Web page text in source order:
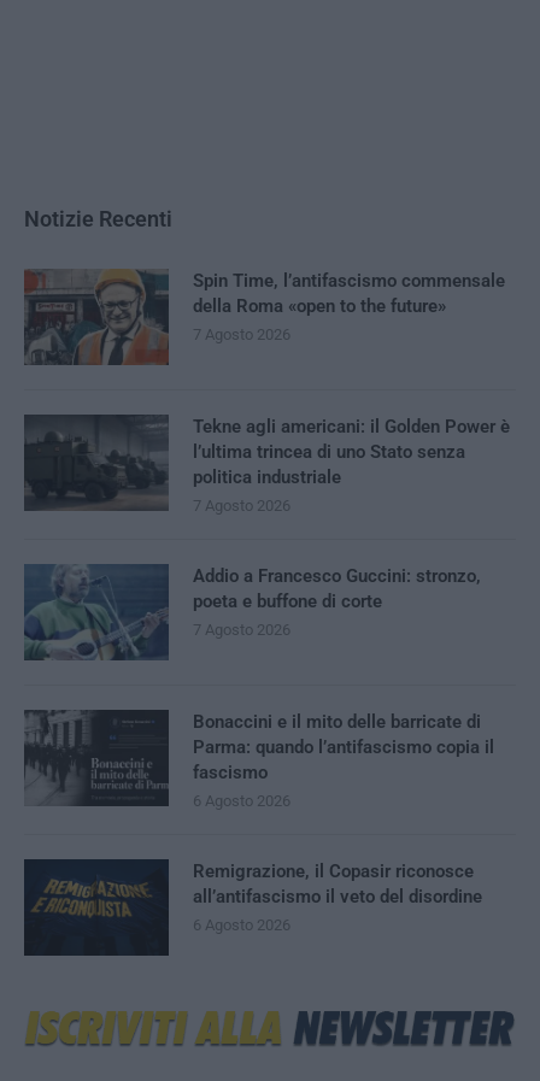
Notizie Recenti
Spin Time, l’antifascismo commensale
della Roma «open to the future»
7 Agosto 2026
Tekne agli americani: il Golden Power è
l’ultima trincea di uno Stato senza
politica industriale
7 Agosto 2026
Addio a Francesco Guccini: stronzo,
poeta e buffone di corte
7 Agosto 2026
Bonaccini e il mito delle barricate di
Parma: quando l’antifascismo copia il
fascismo
6 Agosto 2026
Remigrazione, il Copasir riconosce
all’antifascismo il veto del disordine
6 Agosto 2026